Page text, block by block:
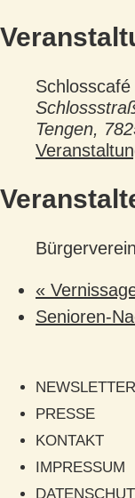
Tengen,
«
Senioren-
NEWSLETTER
PRESSE
KONTAKT
IMPRESSUM